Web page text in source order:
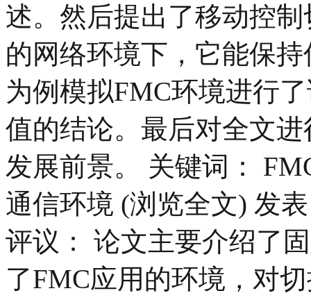
述。然后提出了移动控
的网络环境下，它能保
为例模拟FMC环境进行
值的结论。最后对全文
发展前景。 关键词：
通信环境 (浏览全文) 发
评议： 论文主要介绍了
了FMC应用的环境，对